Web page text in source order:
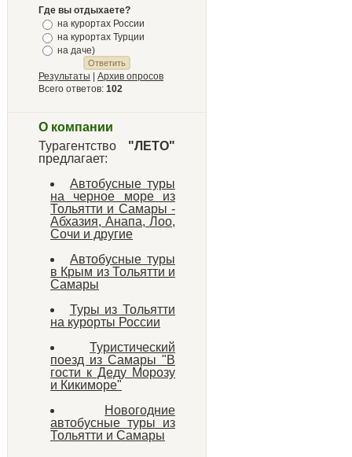
Где вы отдыхаете?
на курортах России
на курортах Турции
на даче)
Результаты
Архив опросов
Всего ответов: 102
О компании
Турагентство "ЛЕТО"
предлагает:
Автобусные туры
на черное море из
Тольятти и Самары -
Абхазия, Анапа, Лоо,
Сочи и другие
Автобусные туры
в Крым из Тольятти и
Самары
Туры из Тольятти
на курорты России
Туристический
поезд из Самары "В
гости к Деду Морозу
и Кикиморе"
Новогодние
автобусные туры из
Тольятти и Самары